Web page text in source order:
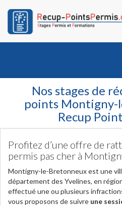
Nos stages de
points Montigny-
Recup
Profitez d’une offre de
permis pas cher à
Montigny-le-Bretonneux est une
département des Yvelines, en
effectué une ou plusieurs
vous proposons de suivre une